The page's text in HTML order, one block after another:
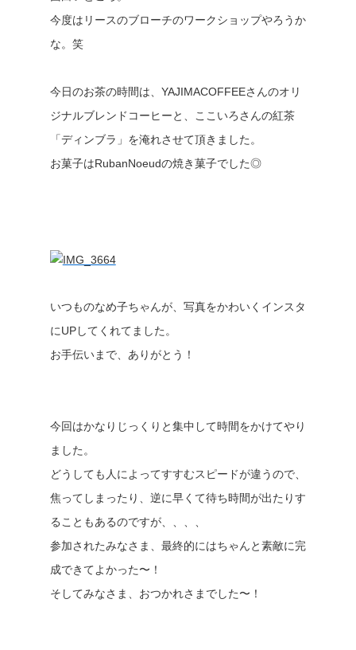
今度はリースのブローチのワークショップやろうか
な。笑
今日のお茶の時間は、YAJIMACOFFEEさんのオリ
ジナルブレンドコーヒーと、ここいろさんの紅茶
「ディンブラ」を淹れさせて頂きました。
お菓子はRubanNoeudの焼き菓子でした◎
いつものなめ子ちゃんが、写真をかわいくインスタ
にUPしてくれてました。
お手伝いまで、ありがとう！
今回はかなりじっくりと集中して時間をかけてやり
ました。
どうしても人によってすすむスピードが違うので、
焦ってしまったり、逆に早くて待ち時間が出たりす
ることもあるのですが、、、、
参加されたみなさま、最終的にはちゃんと素敵に完
成できてよかった〜！
そしてみなさま、おつかれさまでした〜！